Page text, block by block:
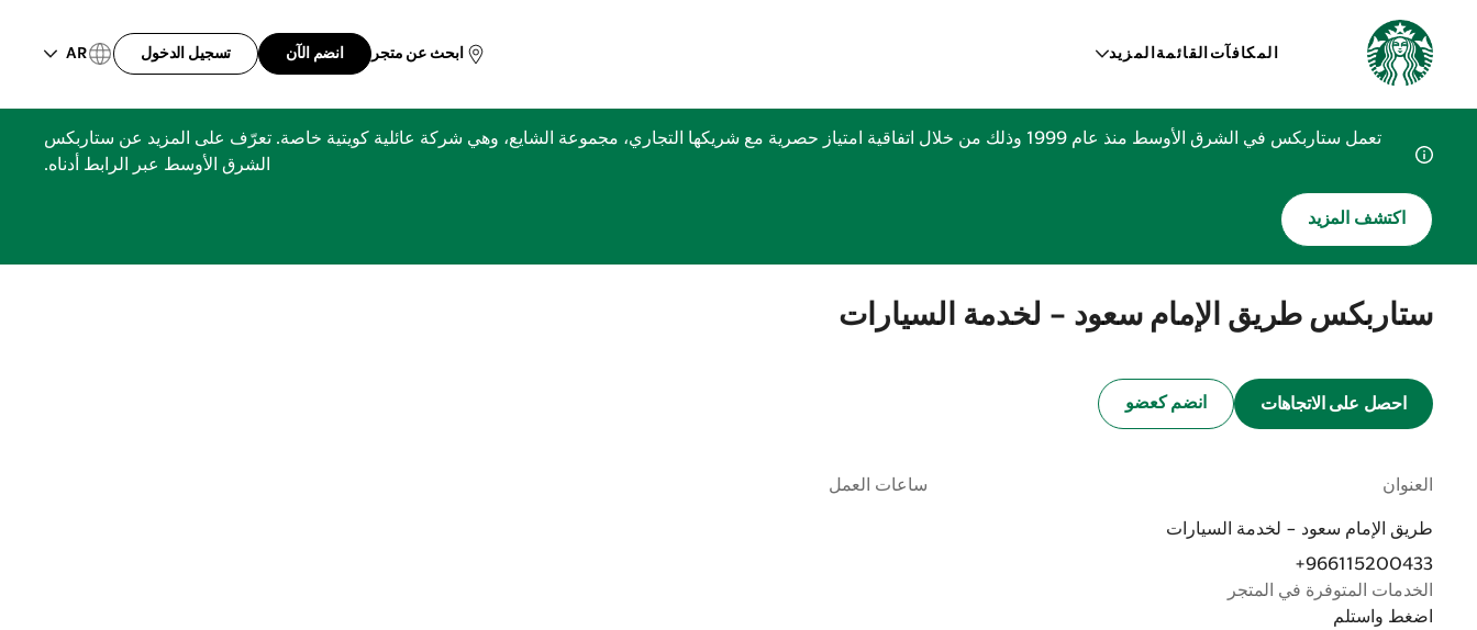
المكافآت القائمة المزيد ابحث عن متجر انضم الآن تسجيل الدخول AR
تعمل ستاربكس في الشرق الأوسط منذ عام 1999 وذلك من خلال اتفاقية امتياز حصرية مع شريكها التجاري، مجموعة الشايع، وهي شركة عائلية كويتية خاصة. تعرّف على المزيد عن ستاربكس
الشرق الأوسط عبر الرابط أدناه.
اكتشف المزيد
ستاربكس طريق الإمام سعود - لخدمة السيارات
احصل على الاتجاهات انضم كعضو
العنوان
طريق الإمام سعود - لخدمة السيارات
+966115200433
الخدمات المتوفرة في المتجر
اضغط واستلم
ساعات العمل